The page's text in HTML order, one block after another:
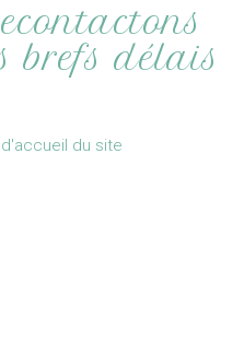
brefs délais
du site